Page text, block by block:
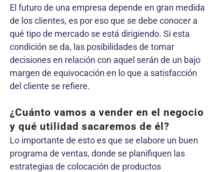
El futuro de una empresa depende en gran medida
de los clientes, es por eso que se debe conocer a
qué tipo de mercado se está dirigiendo. Si esta
condición se da, las posibilidades de tomar
decisiones en relación con aquel serán de un bajo
margen de equivocación en lo que a satisfacción
del cliente se refiere.
¿Cuánto vamos a vender en el negocio
y qué utilidad sacaremos de él?
Lo importante de esto es que se elabore un buen
programa de ventas, donde se planifiquen las
estrategias de colocación de productos